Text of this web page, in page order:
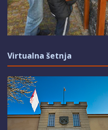
Virtualna šetnja